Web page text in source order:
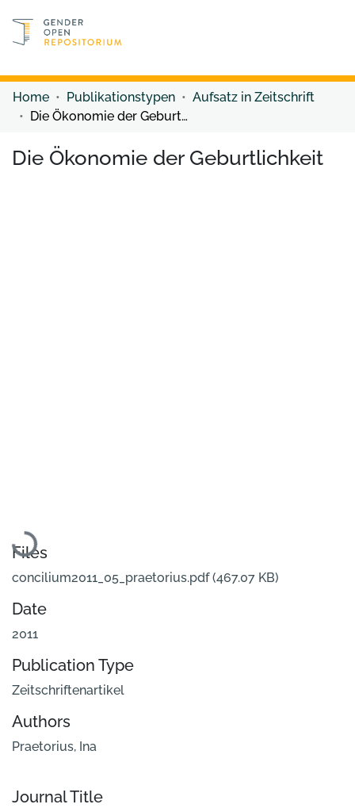
Discover content
Home Publikationstypen
Aufsatz in Zeitschrift
Die Ökonomie der Geburtlichkeit
Die Ökonomie der Geburtlichkeit
Loading...
Files
concilium2011_05_praetorius.pdf(467.07 KB)
Date
2011
Publication Type
Zeitschriftenartikel
Authors
Praetorius, Ina
Journal Title